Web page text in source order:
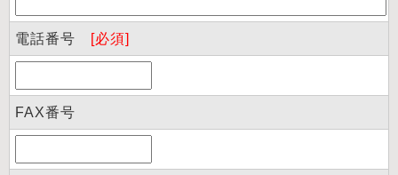
電話番号 [必須]
FAX番号